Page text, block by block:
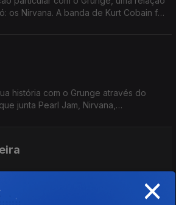
os Nirvana. A banda de Kurt Cobain foi
história com o Grunge através do
junta Pearl Jam, Nirvana,
a meio da explosão do grunge, e
Kurt Cobain morreu. No entanto, as×